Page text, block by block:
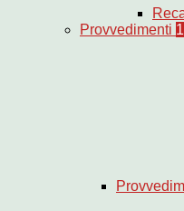
Provvedimenti